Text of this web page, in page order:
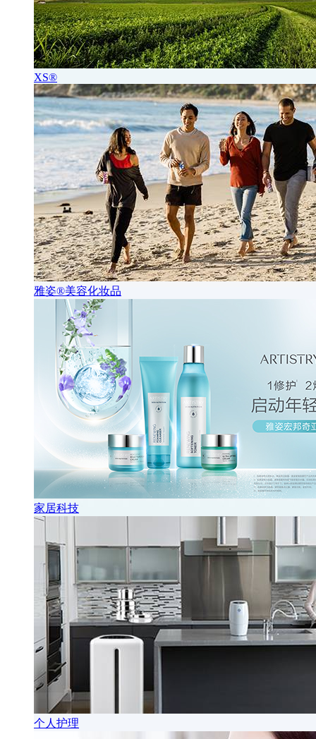
XS®
雅姿®美容化妆品
家居科技
个人护理